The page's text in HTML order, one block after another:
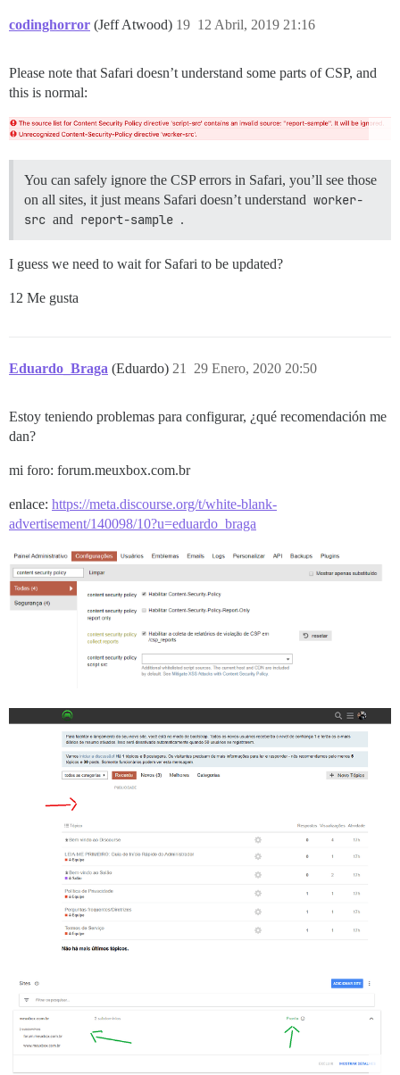
codinghorror (Jeff Atwood) 12 Abril, 2019 21:16
19
Please note that Safari doesn’t understand some parts of CSP, and
this is normal:
You can safely ignore the CSP errors in Safari, you’ll see those
on all sites, it just means Safari doesn’t understand worker-
src and report-sample .
I guess we need to wait for Safari to be updated?
12 Me gusta
Eduardo_Braga (Eduardo) 29 Enero, 2020 20:50
21
Estoy teniendo problemas para configurar, ¿qué recomendación me
dan?
mi foro: forum.meuxbox.com.br
enlace: https://meta.discourse.org/t/white-blank-
advertisement/140098/10?u=eduardo_braga